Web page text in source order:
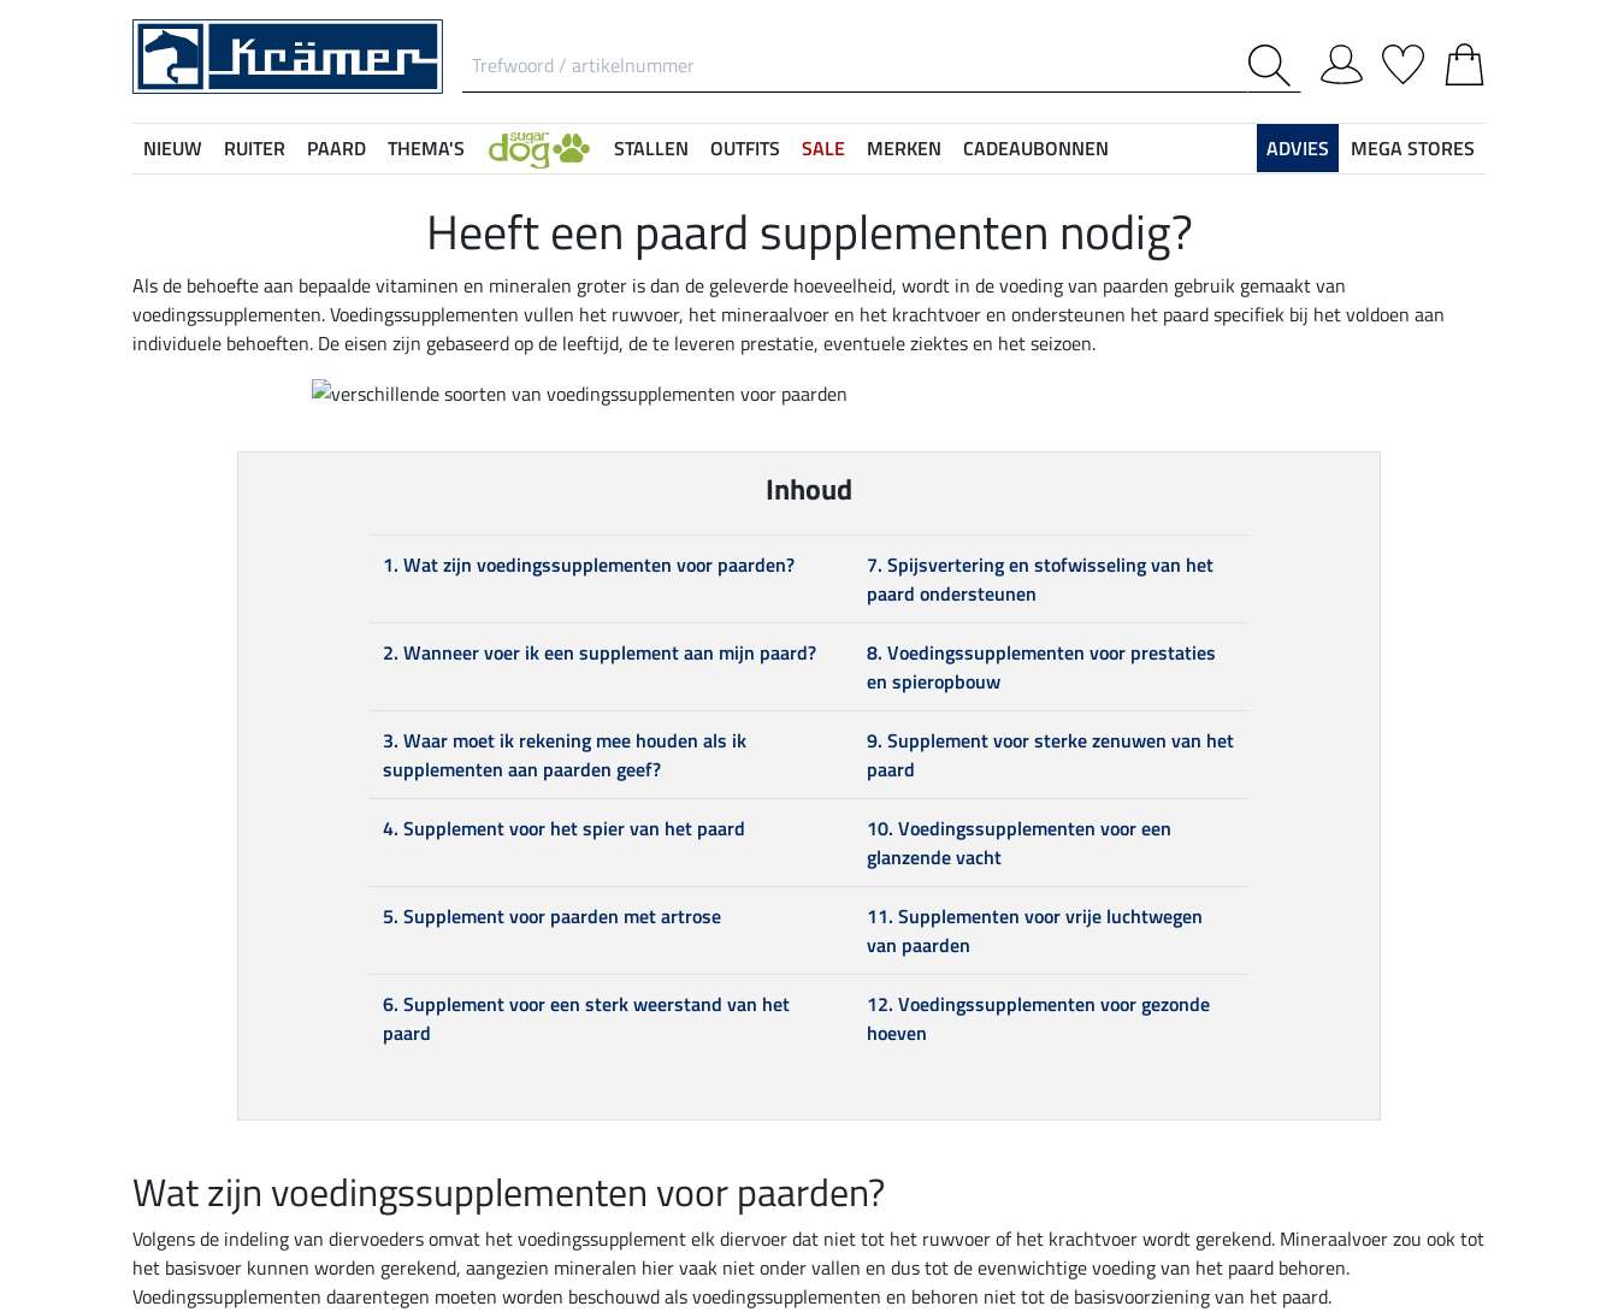
NIEUW RUITER PAARD THEMA'S STALLEN OUTFITS SALE MERKEN CADEAUBONNEN ADVIES MEGA STORES
Heeft een paard supplementen nodig?
Als de behoefte aan bepaalde vitaminen en mineralen groter is dan de geleverde hoeveelheid, wordt in de voeding van paarden gebruik gemaakt van
voedingssupplementen. Voedingssupplementen vullen het ruwvoer, het mineraalvoer en het krachtvoer en ondersteunen het paard specifiek bij het voldoen aan
individuele behoeften. De eisen zijn gebaseerd op de leeftijd, de te leveren prestatie, eventuele ziektes en het seizoen.
Inhoud
1. Wat zijn voedingssupplementen voor paarden?
7. Spijsvertering en stofwisseling van het
paard ondersteunen
2. Wanneer voer ik een supplement aan mijn paard?
8. Voedingssupplementen voor prestaties
en spieropbouw
3. Waar moet ik rekening mee houden als ik
supplementen aan paarden geef?
9. Supplement voor sterke zenuwen van het
paard
4. Supplement voor het spier van het paard
10. Voedingssupplementen voor een
glanzende vacht
5. Supplement voor paarden met artrose
11. Supplementen voor vrije luchtwegen
van paarden
6. Supplement voor een sterk weerstand van het
paard
12. Voedingssupplementen voor gezonde
hoeven
Wat zijn voedingssupplementen voor paarden?
Volgens de indeling van diervoeders omvat het voedingssupplement elk diervoer dat niet tot het ruwvoer of het krachtvoer wordt gerekend. Mineraalvoer zou ook tot
het basisvoer kunnen worden gerekend, aangezien mineralen hier vaak niet onder vallen en dus tot de evenwichtige voeding van het paard behoren.
Voedingssupplementen daarentegen moeten worden beschouwd als voedingssupplementen en behoren niet tot de basisvoorziening van het paard.